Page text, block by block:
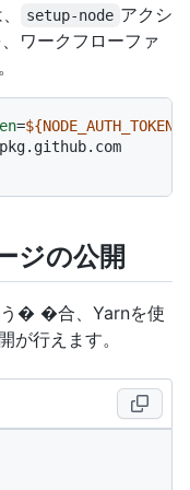
setup-node アクシ
ワークフローファ
=${NODE_AUTH_TOKEN}
ジの公開
う� �合、Yarnを使
が行えます。